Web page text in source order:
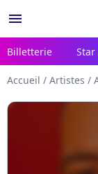
menu
Billetterie Star
Accueil / Artistes /